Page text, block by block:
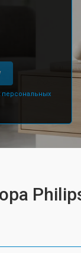
персональных